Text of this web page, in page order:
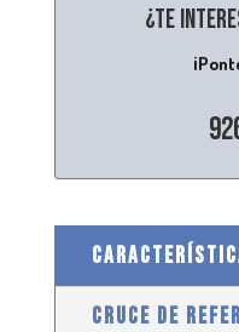
¿Te
CRUCE DE